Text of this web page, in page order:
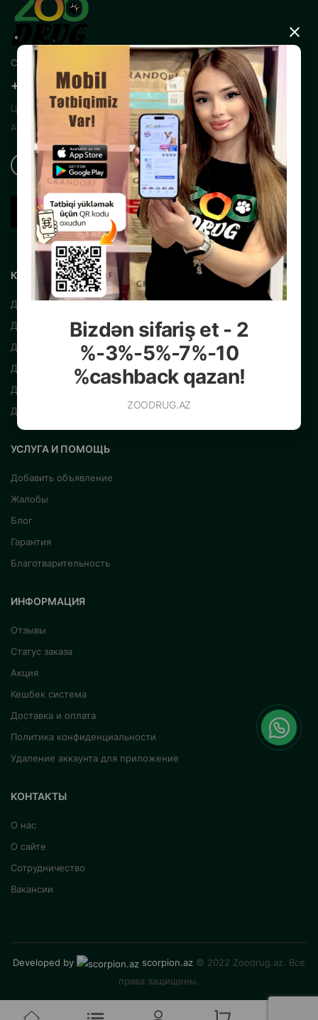
Bizdən sifariş et - 2
%-3%-5%-7%-10
%cashback qazan!
ZOODRUG.AZ
×
Свяжитесь с нами
+99450 200 35 13
Центральный Интернет Зоомагазин
Азербайджана
КАТАЛОГ
Для собак
Для кошек
Для рыб
Для птиц
Для грызунов
Другие
УСЛУГА И ПОМОЩЬ
Добавить объявление
Жалобы
Блог
Гарантия
Благотварительность
ИНФОРМАЦИЯ
Отзывы
Статус заказа
Акция
Кешбек система
Доставка и оплата
Политика конфиденциальности
Удаление аккаунта для приложение
КОНТАКТЫ
О нас
О сайте
Сотрудничество
Вакансии
Developed by scorpion.az © 2022 Zoodrug.az. Все
права защищены.